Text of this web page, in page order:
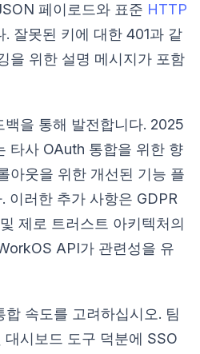
페이로드와 표준 HTTP
. 잘못된 키에 대한 401과 같
을 위한 설명 메시지가 포함
을 통해 발전합니다. 2025
타사 OAuth 통합을 위한 향
아웃을 위한 개선된 기능 플
이러한 추가 사항은 GDPR
제로 트러스트 아키텍처의
API가 관련성을 유
속도를 고려하십시오. 팀
시보드 도구 덕분에 SSO